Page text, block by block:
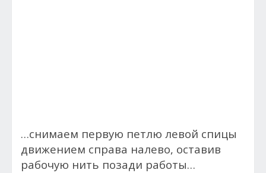
…снимаем первую петлю левой спицы
движением справа налево, оставив
рабочую нить позади работы…